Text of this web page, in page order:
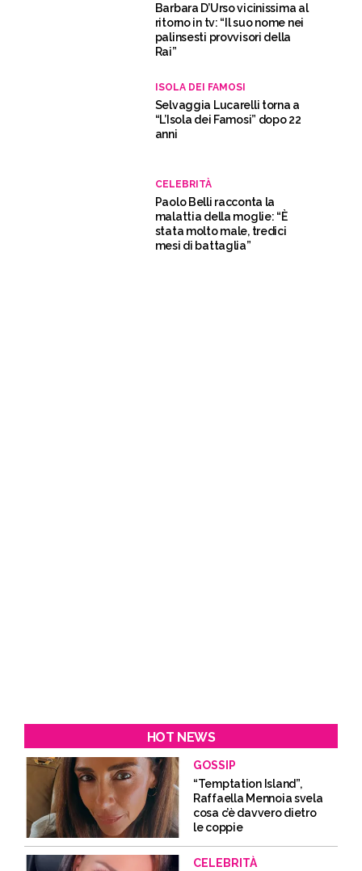
Barbara D’Urso vicinissima al
ritorno in tv: “Il suo nome nei
palinsesti provvisori della
Rai”
ISOLA DEI FAMOSI
Selvaggia Lucarelli torna a
“L’Isola dei Famosi” dopo 22
anni
CELEBRITÀ
Paolo Belli racconta la
malattia della moglie: “È
stata molto male, tredici
mesi di battaglia”
HOT NEWS
GOSSIP
“Temptation Island”,
Raffaella Mennoia svela
cosa c’è davvero dietro
le coppie
CELEBRITÀ